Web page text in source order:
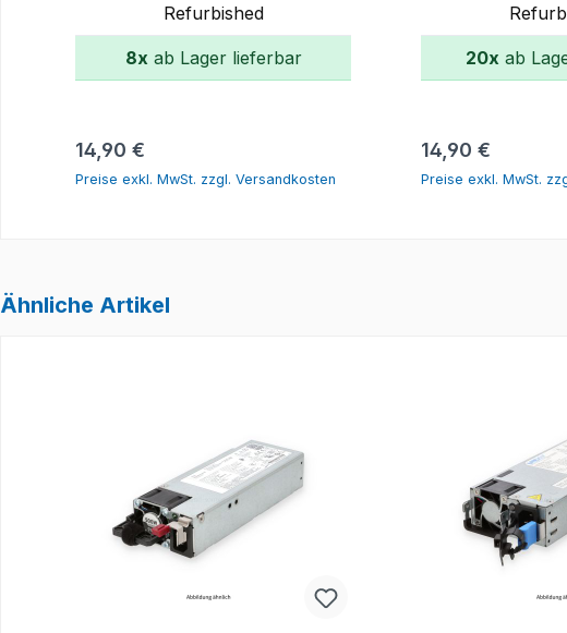
Refurbished
8x ab Lager lieferbar
Regulärer Preis:
14,90 €
Preise exkl. MwSt. zzgl. Versandkosten
20x ab
Regulärer Preis:
14,90 €
Preise exkl. MwSt.
Ähnliche Artikel